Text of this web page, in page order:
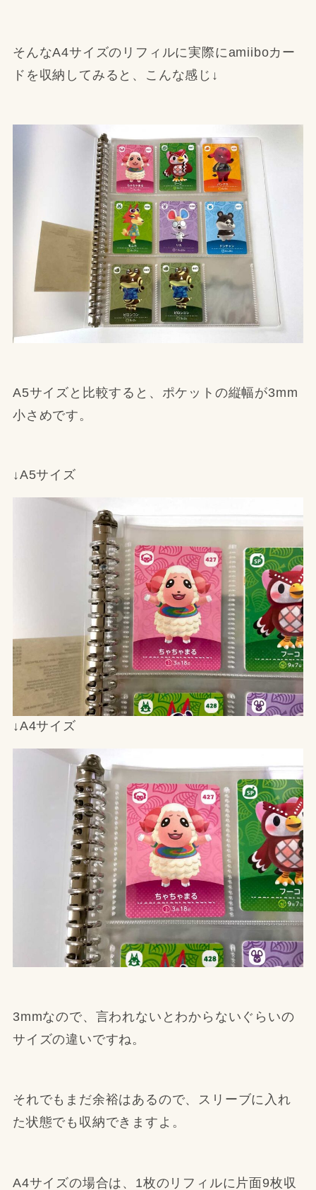
そんなA4サイズのリフィルに実際にamiiboカー
ドを収納してみると、こんな感じ↓
A5サイズと比較すると、ポケットの縦幅が3mm
小さめです。
↓A5サイズ
↓A4サイズ
3mmなので、言われないとわからないぐらいの
サイズの違いですね。
それでもまだ余裕はあるので、スリーブに入れ
た状態でも収納できますよ。
A4サイズの場合は、1枚のリフィルに片面9枚収